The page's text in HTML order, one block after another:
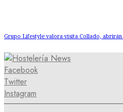
Grupo Lifestyle valora visita Collado,
Facebook
Twitter
Instagram